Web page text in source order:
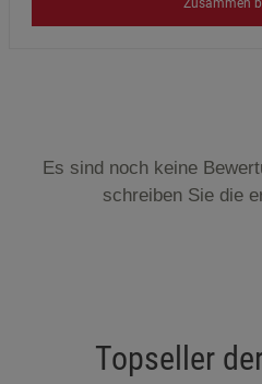
Zusammen
Es sind noch keine
schreiben Sie die
Topseller